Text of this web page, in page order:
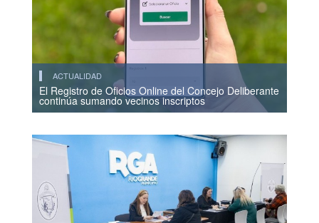
ACTUALIDAD
El Registro de Oficios Online del Concejo Deliberante
continúa sumando vecinos inscriptos